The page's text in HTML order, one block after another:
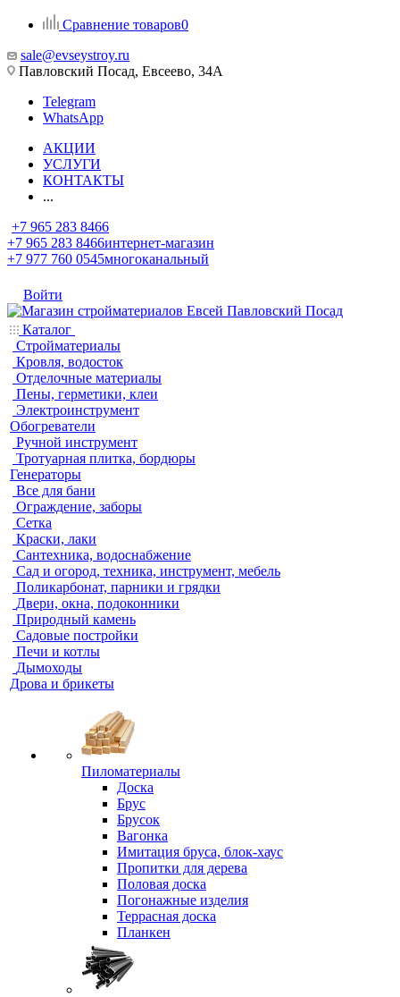
Сравнение товаров0
sale@evseystroy.ru
Павловский Посад, Евсеево, 34А
Telegram
WhatsApp
АКЦИИ
УСЛУГИ
КОНТАКТЫ
...
+7 965 283 8466
+7 965 283 8466интернет-магазин
+7 977 760 0545многоканальный
Войти
Каталог
Стройматериалы
Кровля, водосток
Отделочные материалы
Пены, герметики, клеи
Электроинструмент
Обогреватели
Ручной инструмент
Тротуарная плитка, бордюры
Генераторы
Все для бани
Ограждение, заборы
Сетка
Краски, лаки
Сантехника, водоснабжение
Сад и огород, техника, инструмент, мебель
Поликарбонат, парники и грядки
Двери, окна, подоконники
Природный камень
Садовые постройки
Печи и котлы
Дымоходы
Дрова и брикеты
Пиломатериалы
Доска
Брус
Брусок
Вагонка
Имитация бруса, блок-хаус
Пропитки для дерева
Половая доска
Погонажные изделия
Террасная доска
Планкен